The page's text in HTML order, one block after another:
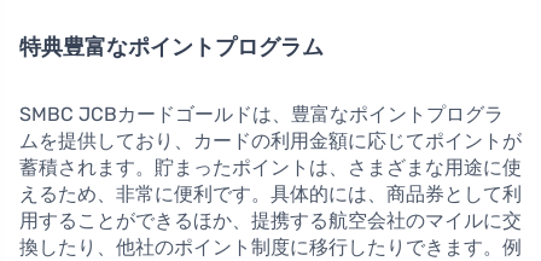
特典豊富なポイントプログラム
SMBC JCBカードゴールドは、豊富なポイントプログラ
ムを提供しており、カードの利用金額に応じてポイントが
蓄積されます。貯まったポイントは、さまざまな用途に使
えるため、非常に便利です。具体的には、商品券として利
用することができるほか、提携する航空会社のマイルに交
換したり、他社のポイント制度に移行したりできます。例